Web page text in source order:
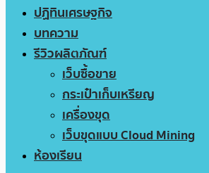
ปฏิทินเศรษฐกิจ
บทความ
รีวิวผลิตภัณฑ์
เว็บซื้อขาย
กระเป๋าเก็บเหรียญ
เครื่องขุด
เว็บขุดแบบ Cloud Mining
ห้องเรียน